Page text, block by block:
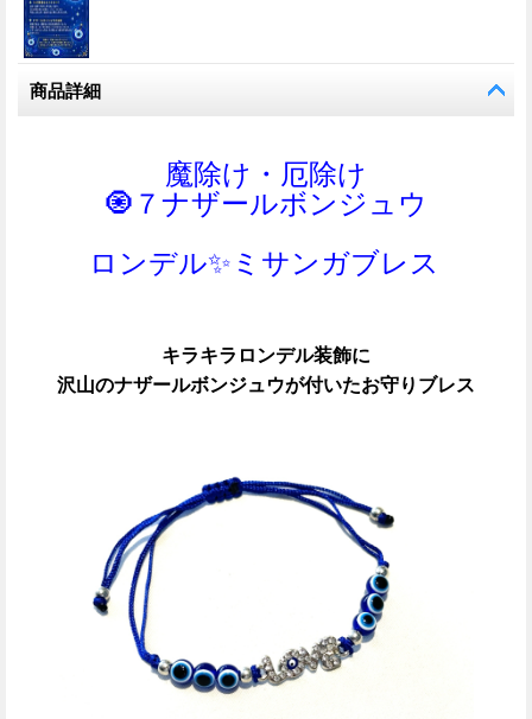
商品詳細
魔除け・厄除け
🧿７ ナザールボンジュウ
ロンデル✨ミサンガブレス
キラキラロンデル装飾に
沢山のナザールボンジュウが付いたお守りブレス